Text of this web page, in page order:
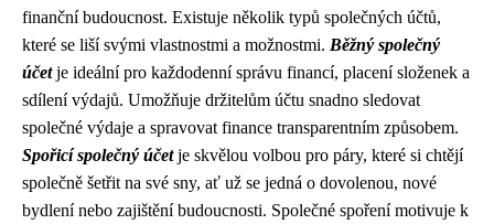
finanční budoucnost. Existuje několik typů společných účtů,
které se liší svými vlastnostmi a možnostmi. Běžný společný
účetje ideální pro každodenní správu financí, placení složenek a
sdílení výdajů. Umožňuje držitelům účtu snadno sledovat
společné výdaje a spravovat finance transparentním způsobem.
Spořicí společný účetje skvělou volbou pro páry, které si chtějí
společně šetřit na své sny, ať už se jedná o dovolenou, nové
bydlení nebo zajištění budoucnosti. Společné spoření motivuje k